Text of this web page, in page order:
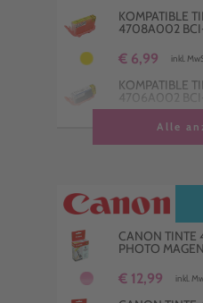
KOMPATIBLE
4708A002
€ 6,99 inkl.
KOMPATIBLE
4706A002
€ 3,75 inkl.
€ 8,25 inkl.
KOMPATIBLE
4709A002
Alle
CANON
PHOTO
€ 12,99 inkl.